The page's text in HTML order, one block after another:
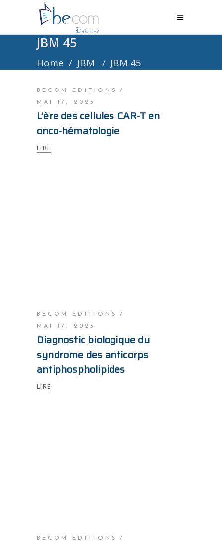
JBM 45
Home / JBM / JBM 45
BECOM EDITIONS
MAI 17, 2023
L’ère des cellules CAR-T en
onco-hématologie
LIRE
BECOM EDITIONS
MAI 17, 2023
Diagnostic biologique du
syndrome des anticorps
antiphospholipides
LIRE
BECOM EDITIONS